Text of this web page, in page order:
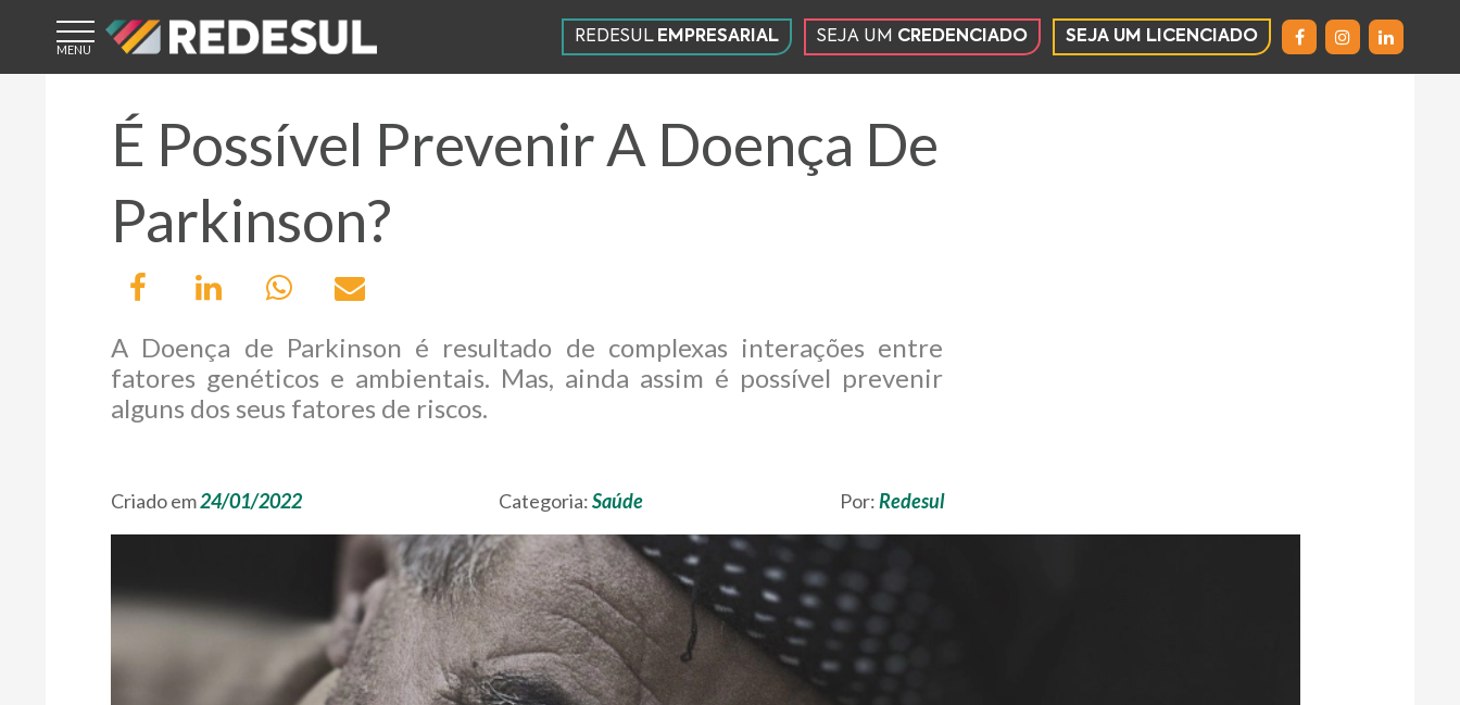
REDESUL EMPRESARIAL SEJA UM CREDENCIADO SEJA UM LICENCIADO
ÁREA DE
CREDENCIADO
LICENCIADO
É Possível Prevenir A Doença De
Parkinson?
A Doença de Parkinson é resultado de complexas interações entre
fatores genéticos e ambientais. Mas, ainda assim é possível prevenir
alguns dos seus fatores de riscos.
Criado em24/01/2022 Categoria:Saúde Por:Redesul